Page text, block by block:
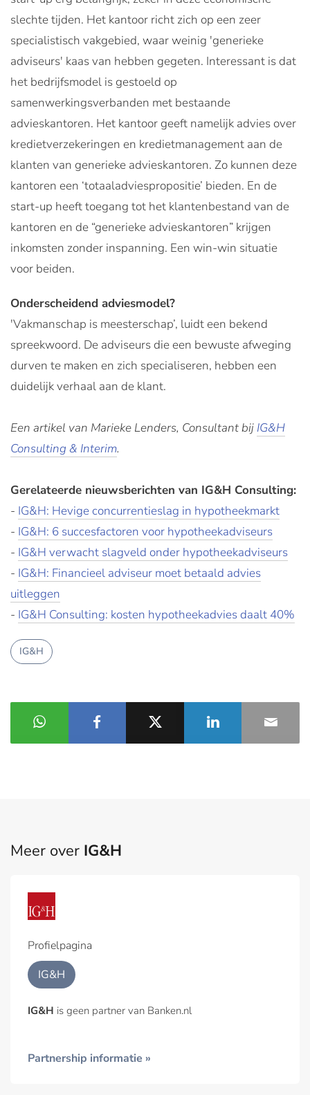
slechte tijden. Het kantoor richt zich op een zeer
specialistisch vakgebied, waar weinig 'generieke
adviseurs' kaas van hebben gegeten. Interessant is dat
het bedrijfsmodel is gestoeld op
samenwerkingsverbanden met bestaande
advieskantoren. Het kantoor geeft namelijk advies over
kredietverzekeringen en kredietmanagement aan de
klanten van generieke advieskantoren. Zo kunnen deze
kantoren een ‘totaaladviespropositie’ bieden. En de
start-up heeft toegang tot het klantenbestand van de
kantoren en de “generieke advieskantoren” krijgen
inkomsten zonder inspanning. Een win-win situatie
voor beiden.
Onderscheidend adviesmodel?
'Vakmanschap is meesterschap’, luidt een bekend
spreekwoord. De adviseurs die een bewuste afweging
durven te maken en zich specialiseren, hebben een
duidelijk verhaal aan de klant.
Een artikel van Marieke Lenders, Consultant bij IG&H
Consulting & Interim.
Gerelateerde nieuwsberichten van IG&H Consulting:
- IG&H: Hevige concurrentieslag in hypotheekmarkt
- IG&H: 6 succesfactoren voor hypotheekadviseurs
- IG&H verwacht slagveld onder hypotheekadviseurs
- IG&H: Financieel adviseur moet betaald advies
uitleggen
- IG&H Consulting: kosten hypotheekadvies daalt 40%
IG&H
Meer over IG&H
Profielpagina
IG&H
IG&H is geen partner van Banken.nl
Partnership informatie »